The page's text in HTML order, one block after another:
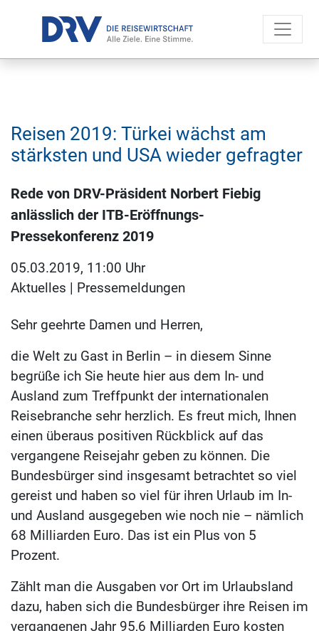
Reisen 2019: Türkei wächst am
stärksten und USA wieder gefragter
Rede von DRV-Präsident Norbert Fiebig
anlässlich der ITB-Eröffnungs-
Pressekonferenz 2019
05.03.2019, 11:00 Uhr
Aktuelles | Pressemeldungen
Sehr geehrte Damen und Herren,
die Welt zu Gast in Berlin – in diesem Sinne
begrüße ich Sie heute hier aus dem In- und
Ausland zum Treffpunkt der internationalen
Reisebranche sehr herzlich. Es freut mich, Ihnen
einen überaus positiven Rückblick auf das
vergangene Reisejahr geben zu können. Die
Bundesbürger sind insgesamt betrachtet so viel
gereist und haben so viel für ihren Urlaub im In-
und Ausland ausgegeben wie noch nie – nämlich
68 Milliarden Euro. Das ist ein Plus von 5
Prozent.
Zählt man die Ausgaben vor Ort im Urlaubsland
dazu, haben sich die Bundesbürger ihre Reisen im
vergangenen Jahr 95,6 Milliarden Euro kosten